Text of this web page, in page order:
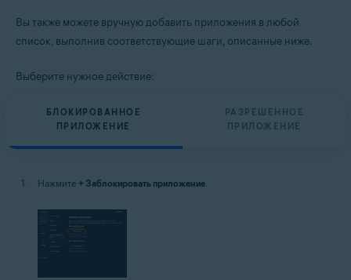
Вы также можете вручную добавить приложения в любой
список, выполнив соответствующие шаги, описанные ниже.
Выберите нужное действие:
БЛОКИРОВАННОЕ
ПРИЛОЖЕНИЕ
РАЗРЕШЕННОЕ
ПРИЛОЖЕНИЕ
Нажмите + Заблокировать приложение